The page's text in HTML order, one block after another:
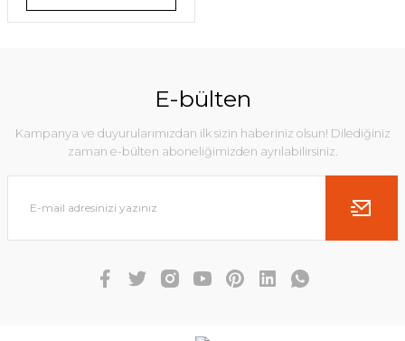
E-bülten
Kampanya ve duyurularımızdan ilk sizin haberiniz olsun! Dilediğiniz
zaman e-bülten aboneliğimizden ayrılabilirsiniz.